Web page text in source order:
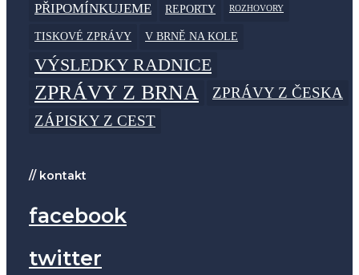
PŘIPOMÍNKUJEME REPORTY ROZHOVORY
TISKOVÉ ZPRÁVY V BRNĚ NA KOLE
VÝSLEDKY RADNICE
ZPRÁVY Z BRNA
ZPRÁVY Z ČESKA
ZÁPISKY Z CEST
// kontakt
facebook
twitter